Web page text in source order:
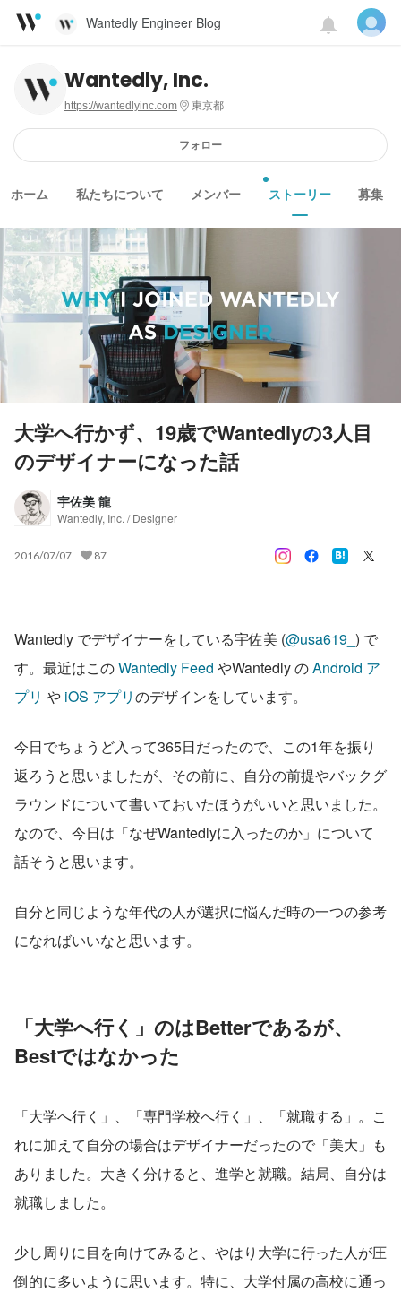
Wantedly Engineer Blog
Wantedly, Inc.
https://wantedlyinc.com 東京都
フォロー
ホーム 私たちについて メンバー ストーリー 募集
大学へ行かず、19歳でWantedlyの3人目
のデザイナーになった話
宇佐美 龍
Wantedly, Inc. / Designer
2016/07/07 87
Wantedly でデザイナーをしている宇佐美 (@usa619_ ) で
す。最近はこの Wantedly Feed やWantedly の Android ア
プリ や iOS アプリのデザインをしています。
今日でちょうど入って365日だったので、この1年を振り
返ろうと思いましたが、その前に、自分の前提やバックグ
ラウンドについて書いておいたほうがいいと思いました。
なので、今日は「なぜWantedlyに入ったのか」について
話そうと思います。
自分と同じような年代の人が選択に悩んだ時の一つの参考
になればいいなと思います。
「大学へ行く」のはBetterであるが、
Bestではなかった
「大学へ行く」、「専門学校へ行く」、「就職する」。こ
れに加えて自分の場合はデザイナーだったので「美大」も
ありました。大きく分けると、進学と就職。結局、自分は
就職しました。
少し周りに目を向けてみると、やはり大学に行った人が圧
倒的に多いように思います。特に、大学付属の高校に通っ